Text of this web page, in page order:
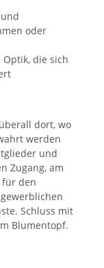
oder
die sich
dort, wo
werden
und
Zugang, am
für den
Schluss mit
Blumentopf.